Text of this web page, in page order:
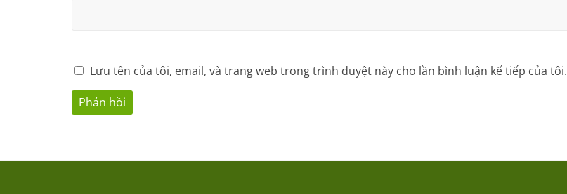
Lưu tên của tôi, email, và trang web trong trình duyệt này cho lần bình luận kế tiếp của tôi.